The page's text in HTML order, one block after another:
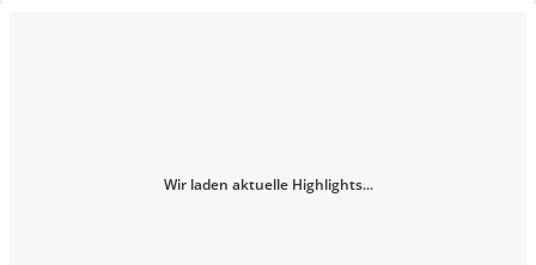
Wir laden aktuelle Highlights...